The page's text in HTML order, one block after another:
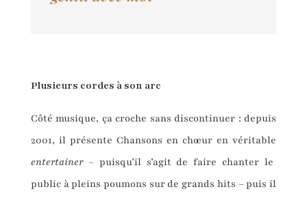
Plusieurs cordes à son arc
Côté musique, ça croche sans discontinuer : depuis
2001, il présente Chansons en chœur en véritable
entertainer– puisqu’il s’agit de faire chanter le
public à pleins poumons sur de grands hits – puis il